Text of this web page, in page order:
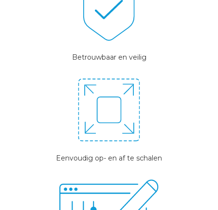
Betrouwbaar en veilig
Eenvoudig op- en af te schalen